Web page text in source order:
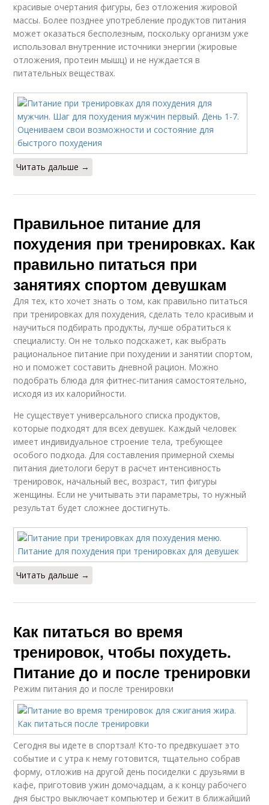
красивые очертания фигуры, без отложения жировой
массы. Более позднее употребление продуктов питания
может оказаться бесполезным, поскольку организм уже
использовал внутренние источники энергии (жировые
отложения, протеин мышц) и не нуждается в
питательных веществах.
Читать дальше →
Правильное питание для
похудения при тренировках. Как
правильно питаться при
занятиях спортом девушкам
Для тех, кто хочет знать о том, как правильно питаться
при тренировках для похудения, сделать тело красивым и
научиться подбирать продукты, лучше обратиться к
специалисту. Он не только подскажет, как выбрать
рациональное питание при похудении и занятии спортом,
но и поможет составить дневной рацион. Можно
подобрать блюда для фитнес-питания самостоятельно,
исходя из их калорийности.
Не существует универсального списка продуктов,
которые подходят для всех девушек. Каждый человек
имеет индивидуальное строение тела, требующее
особого подхода. Для составления примерной схемы
питания диетологи берут в расчет интенсивность
тренировок, начальный вес, возраст, тип фигуры
женщины. Если не учитывать эти параметры, то нужный
результат будет сложнее достигнуть.
Читать дальше →
Как питаться во время
тренировок, чтобы похудеть.
Питание до и после тренировки
Режим питания до и после тренировки
Сегодня вы идете в спортзал! Кто-то предвкушает это
событие и с утра к нему готовится, тщательно собрав
форму, отложив на другой день посиделки с друзьями в
кафе, приготовив ужин домочадцам, а к концу рабочего
дня быстро выключает компьютер и бежит в ближайший